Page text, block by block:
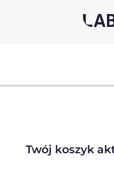
Twój koszyk